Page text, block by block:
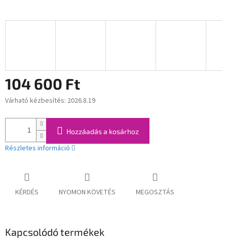
104 600 Ft
Egységár:
Várható kézbesítés: 2026.8.19
Hozzáadás a kosárhoz
Részletes információ
KÉRDÉS NYOMON KÖVETÉS MEGOSZTÁS
Kapcsolódó termékek